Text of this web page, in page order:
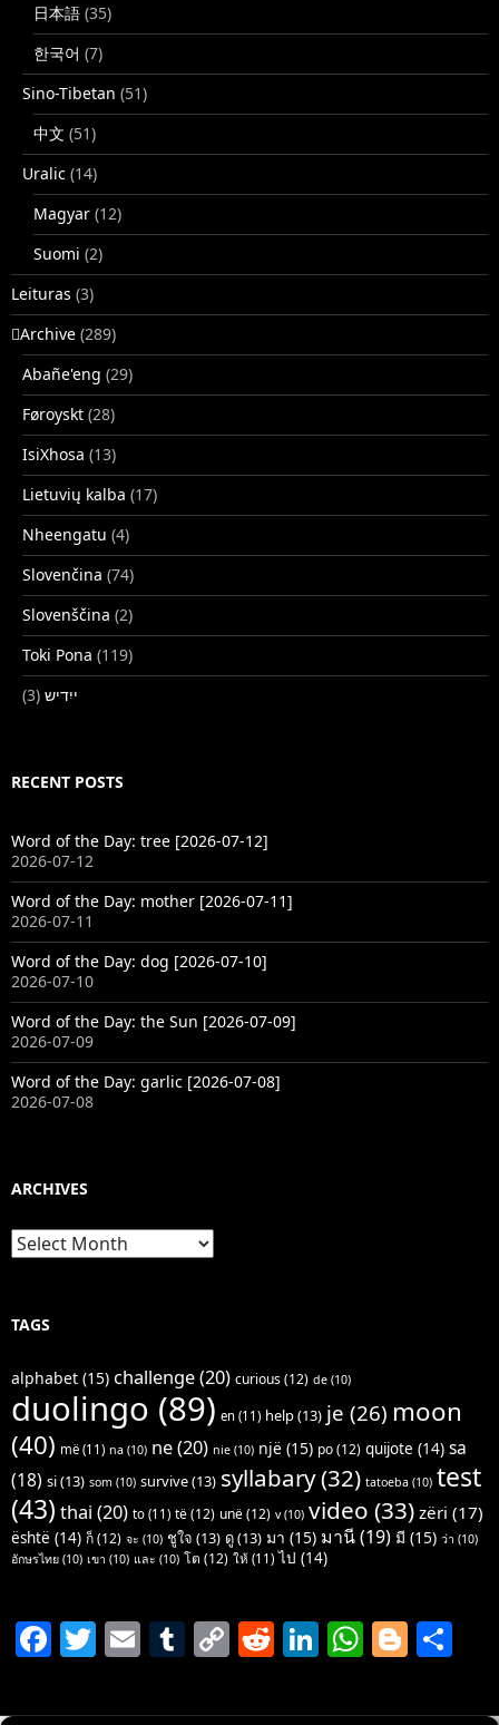
日本語 (35)
한국어 (7)
Sino-Tibetan (51)
中文 (51)
Uralic (14)
Magyar (12)
Suomi (2)
Leituras (3)
􏿽Archive (289)
Abañe'eng (29)
Føroyskt (28)
IsiXhosa (13)
Lietuvių kalba (17)
Nheengatu (4)
Slovenčina (74)
Slovenščina (2)
Toki Pona (119)
ייִדיש (3)
RECENT POSTS
Word of the Day: tree [2026-07-12]
2026-07-12
Word of the Day: mother [2026-07-11]
2026-07-11
Word of the Day: dog [2026-07-10]
2026-07-10
Word of the Day: the Sun [2026-07-09]
2026-07-09
Word of the Day: garlic [2026-07-08]
2026-07-08
ARCHIVES
Archives
TAGS
alphabet (15) challenge(20) curious(12) de (10)
duolingo (89) en (11) help(13) je (26) moon
(40) më (11) na (10) ne(20) nie (10) një (15) po(12) quijote (14) sa
(18) si(13) som (10) survive(13) syllabary(32) tatoeba (10) test
(43) thai (20) to (11) të(12) unë(12) v(10) video (33) zëri (17)
është (14) ก็(12) จะ (10) ชูใจ (13) ดู(13) มา (15) มานี(19) มี (15) ว่า (10)
อักษรไทย (10) เขา (10) และ (10) โต (12) ให้ (11) ไป (14)
F
c
T
itt
E
ai
T
m
C
p
R
d
Li
k
W
at
Bl
g ar